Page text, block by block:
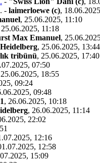
- laimerloewe (c),
, 25.06.2025, 11:10
25.06.2025, 11:18
Max Emanuel,
Heidelberg, 25.06.2025, 13:44
tribünü, 25.06.2025, 17:40
07:50
25.06.2025, 18:55
09:24
09:48
, 26.06.2025, 10:18
, 26.06.2025, 11:14
22:02
12:16
12:58
15:09